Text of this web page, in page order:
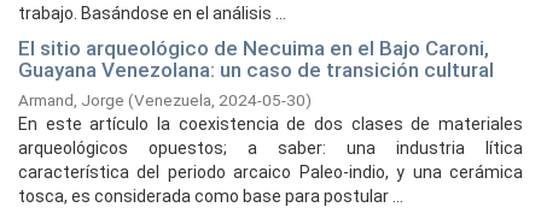
trabajo. Basándose en el análisis ...
El sitio arqueológico de Necuima en el Bajo Caroni,
Guayana Venezolana: un caso de transición cultural
Armand, Jorge (Venezuela, 2024-05-30)
En este artículo la coexistencia de dos clases de materiales
arqueológicos opuestos; a saber: una industria lítica
característica del periodo arcaico Paleo-indio, y una cerámica
tosca, es considerada como base para postular ...